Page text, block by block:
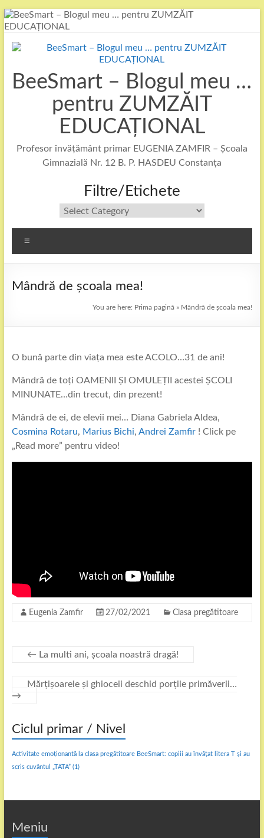
Skip
to
BeeSmart – Blogul meu …
pentru ZUMZĂIT
EDUCAȚIONAL
Profesor învățământ primar EUGENIA ZAMFIR – Școala
Gimnazială Nr. 12 B. P. HASDEU Constanța
Filtre/Etichete
Filtre/Etichete
Mândră de școala mea!
You are here: Prima pagină » Mândră de școala mea!
O bună parte din viața mea este ACOLO…31 de ani!
Mândră de toți OAMENII ȘI OMULEȚII acestei ȘCOLI
MINUNATE…din trecut, din prezent!
Mândră de ei, de elevii mei… Diana Gabriela Aldea,
Cosmina Rotaru, Marius Bichi, Andrei Zamfir! Click pe
„Read more” pentru video!
Eugenia Zamfir 27/02/2021 Clasa pregătitoare
← La multi ani, școala noastră dragă!
Mărțișoarele și ghioceii deschid porțile primăverii…
→
Ciclul primar / Nivel
Activitate emoționantă la clasa pregătitoare BeeSmart: copiii au învățat litera T și au
scris cuvântul „TATA”(1)
Meniu